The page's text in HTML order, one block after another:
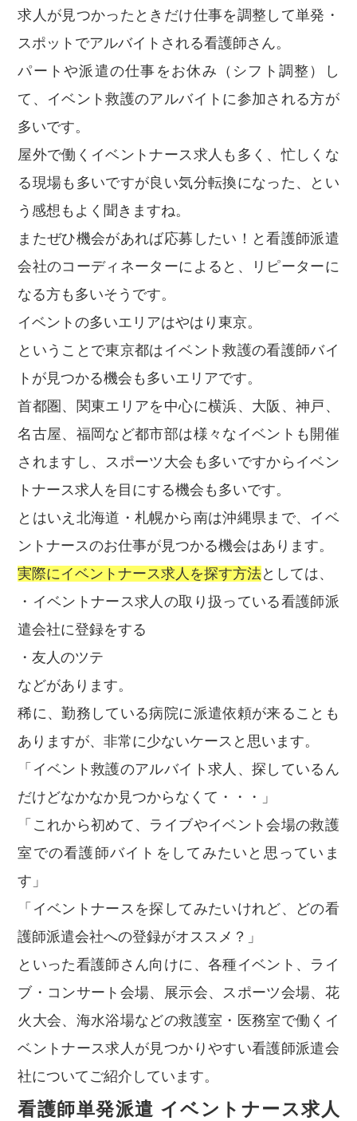
求人が見つかったときだけ仕事を調整して単発・
スポットでアルバイトされる看護師さん。
パートや派遣の仕事をお休み（シフト調整）し
て、イベント救護のアルバイトに参加される方が
多いです。
屋外で働くイベントナース求人も多く、忙しくな
る現場も多いですが良い気分転換になった、とい
う感想もよく聞きますね。
またぜひ機会があれば応募したい！と看護師派遣
会社のコーディネーターによると、リピーターに
なる方も多いそうです。
イベントの多いエリアはやはり東京。
ということで東京都はイベント救護の看護師バイ
トが見つかる機会も多いエリアです。
首都圏、関東エリアを中心に横浜、大阪、神戸、
名古屋、福岡など都市部は様々なイベントも開催
されますし、スポーツ大会も多いですからイベン
トナース求人を目にする機会も多いです。
とはいえ北海道・札幌から南は沖縄県まで、イベ
ントナースのお仕事が見つかる機会はあります。
実際にイベントナース求人を探す方法としては、
・イベントナース求人の取り扱っている看護師派
遣会社に登録をする
・友人のツテ
などがあります。
稀に、勤務している病院に派遣依頼が来ることも
ありますが、非常に少ないケースと思います。
「イベント救護のアルバイト求人、探しているん
だけどなかなか見つからなくて・・・」
「これから初めて、ライブやイベント会場の救護
室での看護師バイトをしてみたいと思っていま
す」
「イベントナースを探してみたいけれど、どの看
護師派遣会社への登録がオススメ？」
といった看護師さん向けに、各種イベント、ライ
ブ・コンサート会場、展示会、スポーツ会場、花
火大会、海水浴場などの救護室・医務室で働くイ
ベントナース求人が見つかりやすい看護師派遣会
社についてご紹介しています。
看護師単発派遣 イベントナース求人